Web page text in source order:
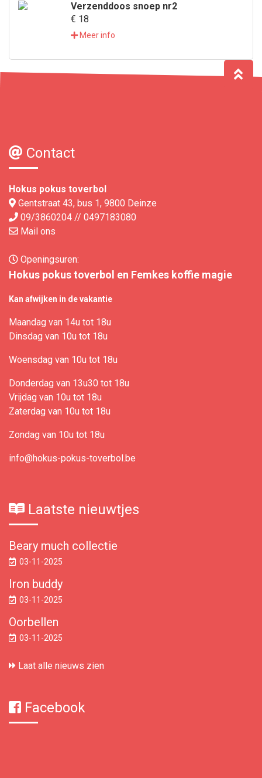
Verzenddoos snoep nr2
€ 18
Meer info
Contact
Hokus pokus toverbol
Gentstraat 43, bus 1, 9800 Deinze
09/3860204 // 0497183080
Mail ons
Openingsuren:
Hokus pokus toverbol en Femkes koffie magie
Kan afwijken in de vakantie
Maandag van 14u tot 18u
Dinsdag van 10u tot 18u
Woensdag van 10u tot 18u
Donderdag van 13u30 tot 18u
Vrijdag van 10u tot 18u
Zaterdag van 10u tot 18u
Zondag van 10u tot 18u
info@hokus-pokus-toverbol.be
Laatste nieuwtjes
Beary much collectie
03-11-2025
Iron buddy
03-11-2025
Oorbellen
03-11-2025
Laat alle nieuws zien
Facebook